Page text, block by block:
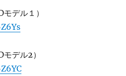
デル１）
デル2）